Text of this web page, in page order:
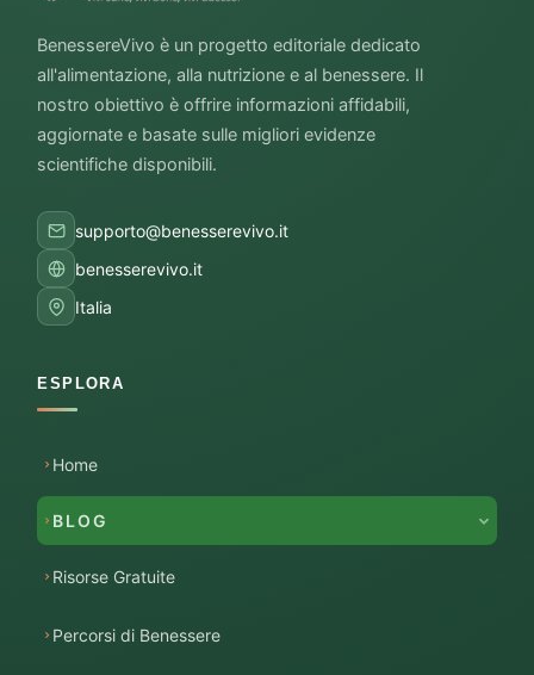
BenessereVivo è un progetto editoriale dedicato
all'alimentazione, alla nutrizione e al benessere. Il
nostro obiettivo è offrire informazioni affidabili,
aggiornate e basate sulle migliori evidenze
scientifiche disponibili.
supporto@benesserevivo.it
benesserevivo.it
Italia
ESPLORA
Home
BLOG
Risorse Gratuite
Percorsi di Benessere